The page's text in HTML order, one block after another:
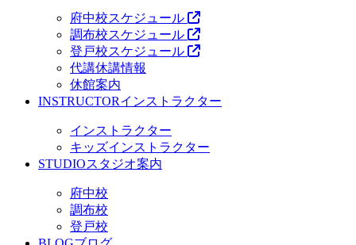
府中校スケジュール
調布校スケジュール
登戸校スケジュール
代講休講情報
休館案内
INSTRUCTORインストラクター
インストラクター
キッズインストラクター
STUDIOスタジオ案内
府中校
調布校
登戸校